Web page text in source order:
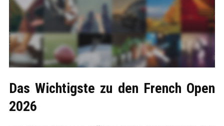
Das Wichtigste zu den French Open
2026